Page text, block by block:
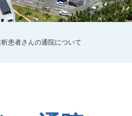
患者さんの通院について